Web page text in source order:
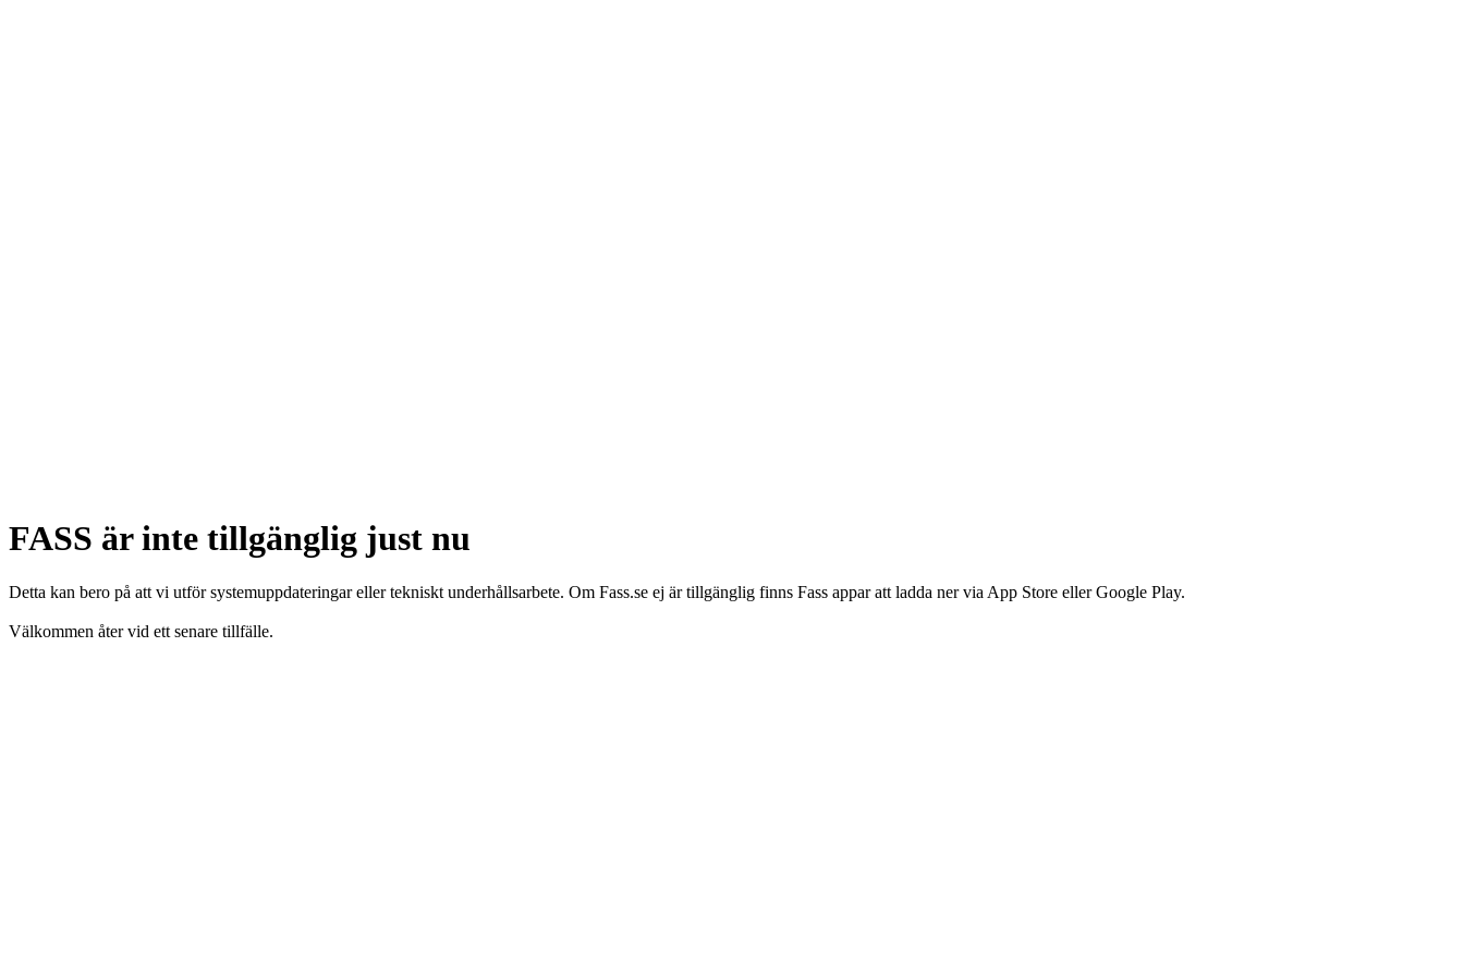
FASS är inte tillgänglig just nu
Detta kan bero på att vi utför systemuppdateringar eller tekniskt underhållsarbete. Om Fass.se ej är tillgänglig finns Fass appar att ladda ner via App Store eller Google Play.
Välkommen åter vid ett senare tillfälle.